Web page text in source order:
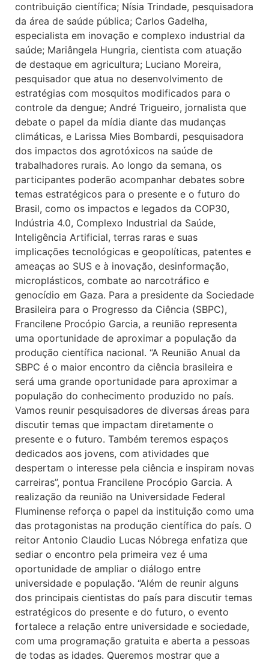
contribuição científica; Nísia Trindade, pesquisadora
da área de saúde pública; Carlos Gadelha,
especialista em inovação e complexo industrial da
saúde; Mariângela Hungria, cientista com atuação
de destaque em agricultura; Luciano Moreira,
pesquisador que atua no desenvolvimento de
estratégias com mosquitos modificados para o
controle da dengue; André Trigueiro, jornalista que
debate o papel da mídia diante das mudanças
climáticas, e Larissa Mies Bombardi, pesquisadora
dos impactos dos agrotóxicos na saúde de
trabalhadores rurais. Ao longo da semana, os
participantes poderão acompanhar debates sobre
temas estratégicos para o presente e o futuro do
Brasil, como os impactos e legados da COP30,
Indústria 4.0, Complexo Industrial da Saúde,
Inteligência Artificial, terras raras e suas
implicações tecnológicas e geopolíticas, patentes e
ameaças ao SUS e à inovação, desinformação,
microplásticos, combate ao narcotráfico e
genocídio em Gaza. Para a presidente da Sociedade
Brasileira para o Progresso da Ciência (SBPC),
Francilene Procópio Garcia, a reunião representa
uma oportunidade de aproximar a população da
produção científica nacional. “A Reunião Anual da
SBPC é o maior encontro da ciência brasileira e
será uma grande oportunidade para aproximar a
população do conhecimento produzido no país.
Vamos reunir pesquisadores de diversas áreas para
discutir temas que impactam diretamente o
presente e o futuro. Também teremos espaços
dedicados aos jovens, com atividades que
despertam o interesse pela ciência e inspiram novas
carreiras”, pontua Francilene Procópio Garcia. A
realização da reunião na Universidade Federal
Fluminense reforça o papel da instituição como uma
das protagonistas na produção científica do país. O
reitor Antonio Claudio Lucas Nóbrega enfatiza que
sediar o encontro pela primeira vez é uma
oportunidade de ampliar o diálogo entre
universidade e população. “Além de reunir alguns
dos principais cientistas do país para discutir temas
estratégicos do presente e do futuro, o evento
fortalece a relação entre universidade e sociedade,
com uma programação gratuita e aberta a pessoas
de todas as idades. Queremos mostrar que a